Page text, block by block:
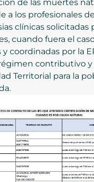
de las muertes
a los profesionales
clínicas solicitadas
cuando fuera el
coordinadas por la
contributivo
Territorial para la